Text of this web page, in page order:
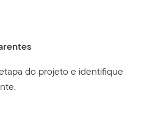
do projeto e identifique